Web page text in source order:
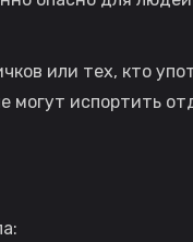
или тех, кто
могут испортить